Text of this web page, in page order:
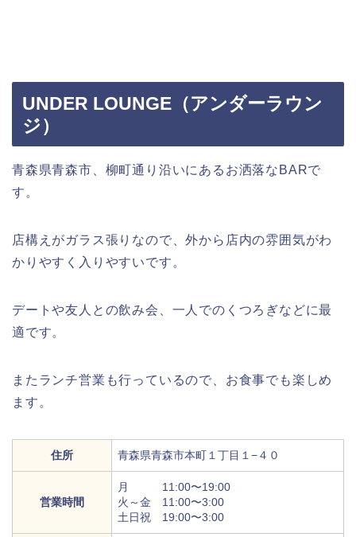
UNDER LOUNGE（アンダーラウン
ジ）
青森県青森市、柳町通り沿いにあるお洒落なBARで
す。
店構えがガラス張りなので、外から店内の雰囲気がわ
かりやすく入りやすいです。
デートや友人との飲み会、一人でのくつろぎなどに最
適です。
またランチ営業も行っているので、お食事でも楽しめ
ます。
住所 青森県青森市本町１丁目１−４０
営業時間
月 11:00〜19:00
火～金 11:00〜3:00
土日祝 19:00〜3:00